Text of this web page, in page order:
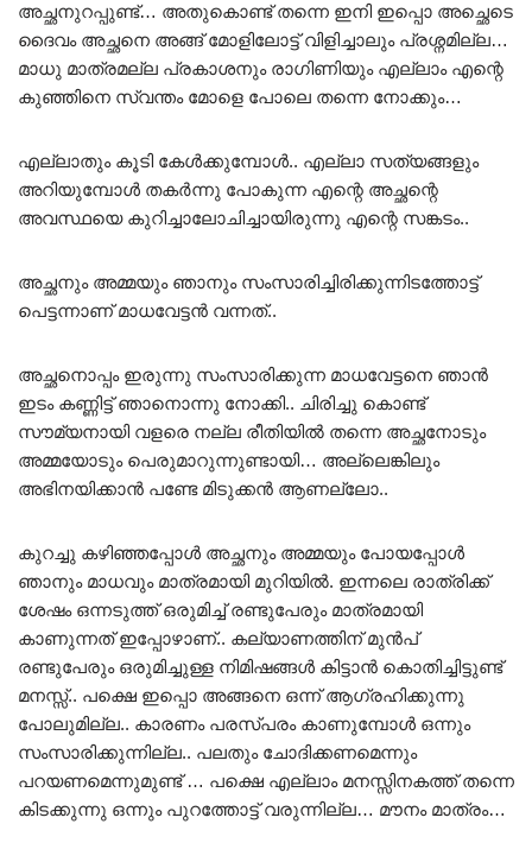
അച്ഛനുറപ്പുണ്ട്… അതുകൊണ്ട് തന്നെ ഇനി ഇപ്പൊ അച്ഛെടെ
ദൈവം അച്ഛനെ അങ്ങ് മോളിലോട്ട് വിളിച്ചാലും പ്രശ്നമില്ല…
മാധു മാത്രമല്ല പ്രകാശനും രാഗിണിയും എല്ലാം എന്റെ
കുഞ്ഞിനെ സ്വന്തം മോളെ പോലെ തന്നെ നോക്കും…
എല്ലാതും കൂടി കേൾക്കുമ്പോൾ.. എല്ലാ സത്യങ്ങളും
അറിയുമ്പോൾ തകർന്നു പോകുന്ന എന്റെ അച്ഛന്റെ
അവസ്ഥയെ കുറിച്ചാലോചിച്ചായിരുന്നു എന്റെ സങ്കടം..
അച്ഛനും അമ്മയും ഞാനും സംസാരിച്ചിരിക്കുന്നിടത്തോട്ട്
പെട്ടന്നാണ് മാധവേട്ടൻ വന്നത്..
അച്ഛനൊപ്പം ഇരുന്നു സംസാരിക്കുന്ന മാധവേട്ടനെ ഞാൻ
ഇടം കണ്ണിട്ട് ഞാനൊന്നു നോക്കി.. ചിരിച്ചു കൊണ്ട്
സൗമ്യനായി വളരെ നല്ല രീതിയിൽ തന്നെ അച്ഛനോടും
അമ്മയോടും പെരുമാറുന്നുണ്ടായി… അല്ലെങ്കിലും
അഭിനയിക്കാൻ പണ്ടേ മിടുക്കൻ ആണല്ലോ..
കുറച്ചു കഴിഞ്ഞപ്പോൾ അച്ഛനും അമ്മയും പോയപ്പോൾ
ഞാനും മാധവും മാത്രമായി മുറിയിൽ. ഇന്നലെ രാത്രിക്ക്
ശേഷം ഒന്നടുത്ത് ഒരുമിച്ച് രണ്ടുപേരും മാത്രമായി
കാണുന്നത് ഇപ്പോഴാണ്.. കല്യാണത്തിന് മുൻപ്
രണ്ടുപേരും ഒരുമിച്ചുള്ള നിമിഷങ്ങൾ കിട്ടാൻ കൊതിച്ചിട്ടുണ്ട്
മനസ്സ്.. പക്ഷെ ഇപ്പൊ അങ്ങനെ ഒന്ന് ആഗ്രഹിക്കുന്നു
പോലുമില്ല.. കാരണം പരസ്പരം കാണുമ്പോൾ ഒന്നും
സംസാരിക്കുന്നില്ല.. പലതും ചോദിക്കണമെന്നും
പറയണമെന്നുമുണ്ട് … പക്ഷെ എല്ലാം മനസ്സിനകത്ത് തന്നെ
കിടക്കുന്നു ഒന്നും പുറത്തോട്ട് വരുന്നില്ല… മൗനം മാത്രം…